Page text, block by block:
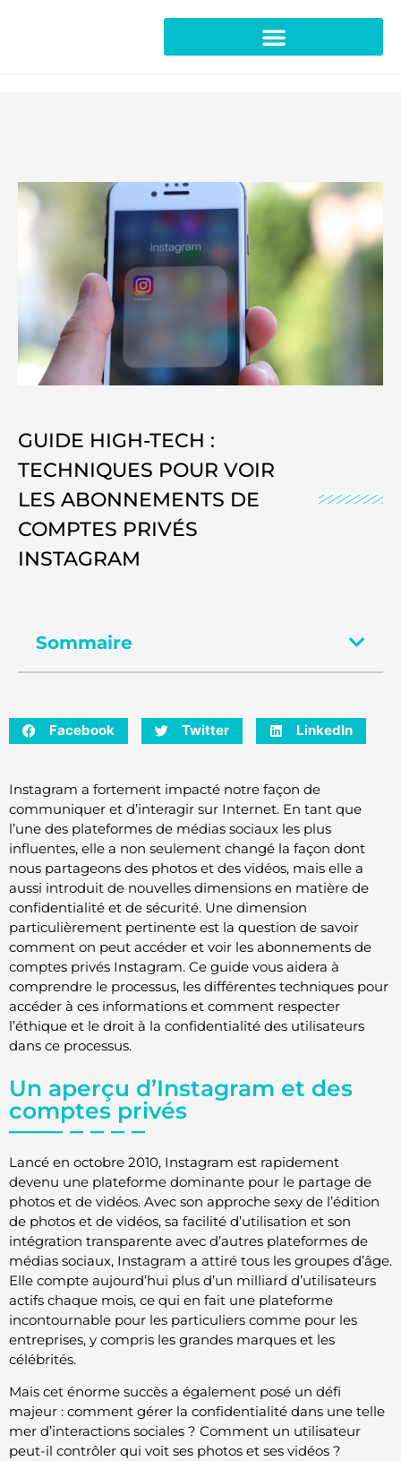
GUIDE HIGH-TECH :
TECHNIQUES POUR VOIR
LES ABONNEMENTS DE
COMPTES PRIVÉS
INSTAGRAM
Sommaire
Facebook Twitter LinkedIn
Instagram a fortement impacté notre façon de
communiquer et d’interagir sur Internet. En tant que
l’une des plateformes de médias sociaux les plus
influentes, elle a non seulement changé la façon dont
nous partageons des photos et des vidéos, mais elle a
aussi introduit de nouvelles dimensions en matière de
confidentialité et de sécurité. Une dimension
particulièrement pertinente est la question de savoir
comment on peut accéder et voir les abonnements de
comptes privés Instagram. Ce guide vous aidera à
comprendre le processus, les différentes techniques pour
accéder à ces informations et comment respecter
l’éthique et le droit à la confidentialité des utilisateurs
dans ce processus.
Un aperçu d’Instagram et des
comptes privés
Lancé en octobre 2010, Instagram est rapidement
devenu une plateforme dominante pour le partage de
photos et de vidéos. Avec son approche sexy de l’édition
de photos et de vidéos, sa facilité d’utilisation et son
intégration transparente avec d’autres plateformes de
médias sociaux, Instagram a attiré tous les groupes d’âge.
Elle compte aujourd’hui plus d’un milliard d’utilisateurs
actifs chaque mois, ce qui en fait une plateforme
incontournable pour les particuliers comme pour les
entreprises, y compris les grandes marques et les
célébrités.
Mais cet énorme succès a également posé un défi
majeur : comment gérer la confidentialité dans une telle
mer d’interactions sociales ? Comment un utilisateur
peut-il contrôler qui voit ses photos et ses vidéos ?